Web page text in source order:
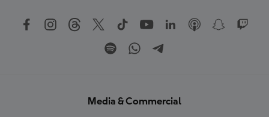
Media & Commercial